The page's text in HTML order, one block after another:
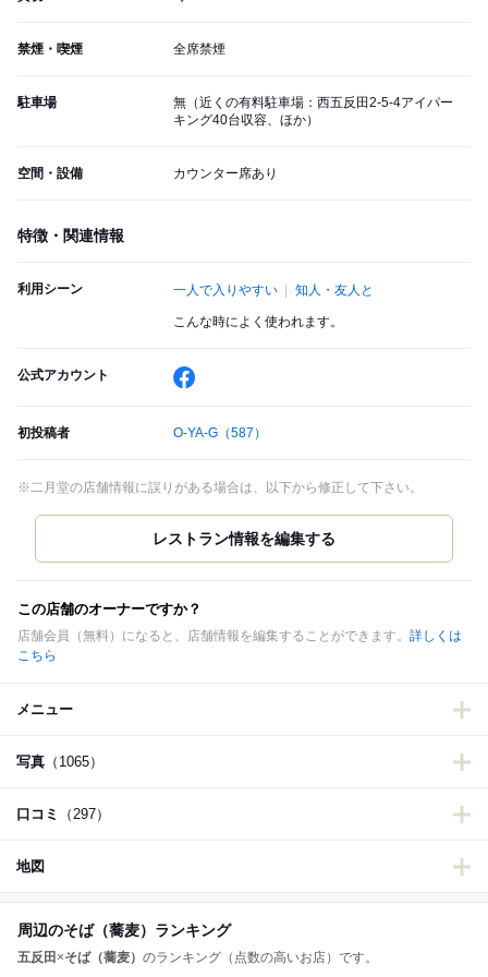
禁煙・喫煙 全席禁煙
駐車場
無（近くの有料駐車場：西五反田2-5-4アイパー
キング40台収容、ほか）
空間・設備 カウンター席あり
特徴・関連情報
利用シーン 一人で入りやすい 知人・友人と
こんな時によく使われます。
公式アカウント
初投稿者 O-YA-G （587）
※二月堂の店舗情報に誤りがある場合は、以下から修正して下さい。
この店舗のオーナーですか？
店舗会員（無料）になると、店舗情報を編集することができます。 詳しくは
こちら
メニュー
写真 （1065）
口コミ （297）
地図
周辺のそば（蕎麦）ランキング
五反田 ×そば（蕎麦） のランキング（点数の高いお店）です。